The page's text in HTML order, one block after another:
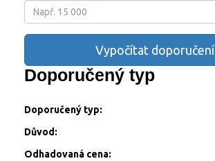
Vypočítat doporučení
Doporučený typ
Doporučený typ:
Důvod:
Odhadovaná cena: